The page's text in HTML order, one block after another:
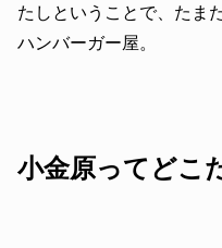
たしということで、たま
ハンバーガー屋。
小金原ってどこ